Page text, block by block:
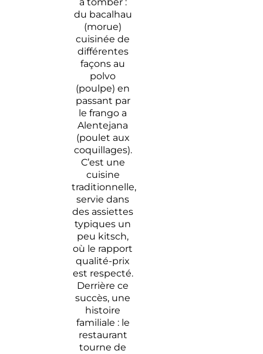
du bacalhau
(morue)
cuisinée de
différentes
façons au
polvo
(poulpe) en
passant par
le frango a
Alentejana
(poulet aux
coquillages).
C’est une
cuisine
traditionnelle,
servie dans
des assiettes
typiques un
peu kitsch,
où le rapport
qualité-prix
est respecté.
Derrière ce
succès, une
histoire
familiale : le
restaurant
tourne de